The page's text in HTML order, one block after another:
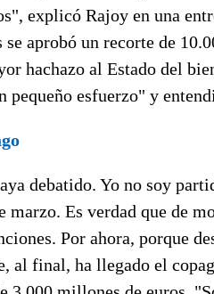
explicó Rajoy en una
se aprobó un recorte de
hachazo al Estado del
pequeño esfuerzo" y
debatido. Yo no soy
marzo. Es verdad que de
Por ahora, porque
al final, ha llegado el